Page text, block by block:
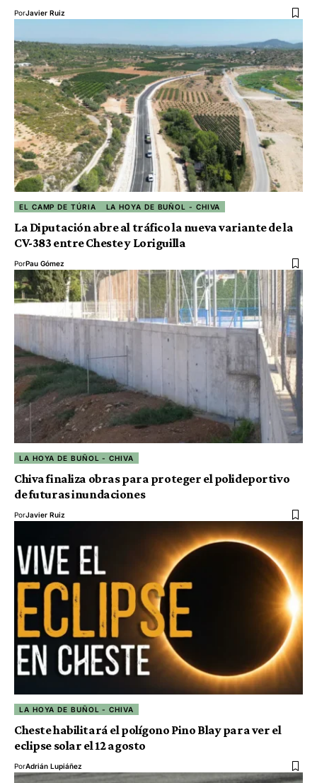
PorJavier Ruiz
EL CAMP DE TÚRIA LA HOYA DE BUÑOL - CHIVA
La Diputación abre al tráfico la nueva variante de la
CV-383 entre Cheste y Loriguilla
PorPau Gómez
LA HOYA DE BUÑOL - CHIVA
Chiva finaliza obras para proteger el polideportivo
de futuras inundaciones
PorJavier Ruiz
LA HOYA DE BUÑOL - CHIVA
Cheste habilitará el polígono Pino Blay para ver el
eclipse solar el 12 agosto
PorAdrián Lupiáñez